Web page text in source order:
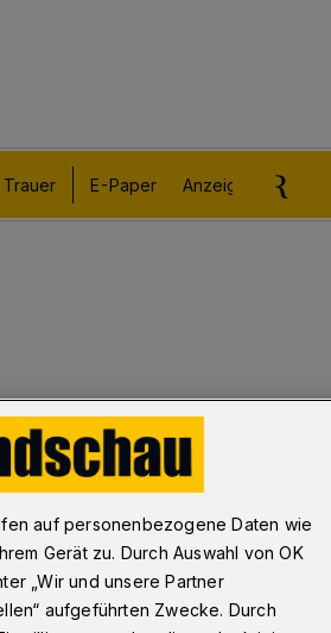
Trauer E-Paper Anzeigen aufgeben
bis November geschlossen
auf personenbezogene Daten wie
Gerät zu. Durch Auswahl von OK
„Wir und unsere Partner
aufgeführten Zwecke. Durch